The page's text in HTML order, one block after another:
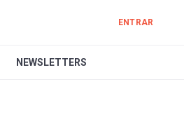
ENTRAR
NEWSLETTERS